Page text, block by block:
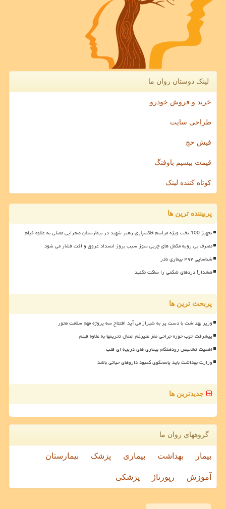
لینک دوستان روان ما
خرید و فروش خودرو
طراحی سایت
فیش حج
قیمت بیسیم باوفنگ
کوتاه کننده لینک
پربیننده ترین ها
تجهیز 100 تخت ویژه مراسم خاکسپاری رهبر شهید در بیمارستان صحرایی مصلی به علاوه فیلم
مصرف بی رویه مکمل های چربی سوز سبب بروز انسداد عروق و افت فشار می شود
شناسایی ۴۹۲ بیماری نادر
هشدار! دردهای شکمی را ساکت نکنید
پربحث ترین ها
وزیر بهداشت با دست پر به شیراز می آید افتتاح سه پروژه مهم سلامت محور
پیشرفت خوب حوزه جراحی مغز علیرغم اعمال تحریمها به علاوه فیلم
اهمیت تشخیص زودهنگام بیماری های دریچه ای قلب
وزارت بهداشت باید پاسخگوی کمبود داروهای حیاتی باشد
جدیدترین ها
گروههای روان ما
بیمار بهداشت بیماری پزشک بیمارستان
آموزش رپورتاژ پزشکی